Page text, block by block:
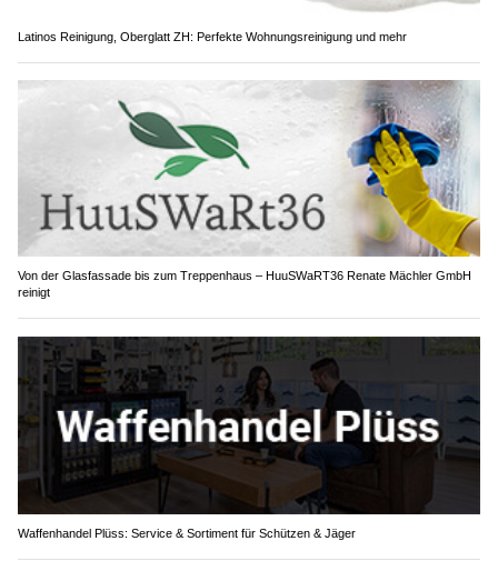
Latinos Reinigung, Oberglatt ZH: Perfekte Wohnungsreinigung und mehr
Von der Glasfassade bis zum Treppenhaus – HuuSWaRT36 Renate Mächler GmbH
reinigt
Waffenhandel Plüss: Service & Sortiment für Schützen & Jäger